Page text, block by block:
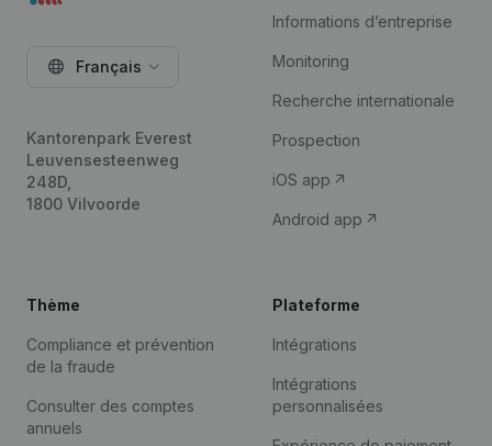
Français
Kantorenpark Everest
Leuvensesteenweg
248D,
1800 Vilvoorde
Informations d’entreprise
Monitoring
Recherche internationale
Prospection
iOS app
Android app
Thème
Compliance et prévention
de la fraude
Consulter des comptes
annuels
Plateforme
Intégrations
Intégrations
personnalisées